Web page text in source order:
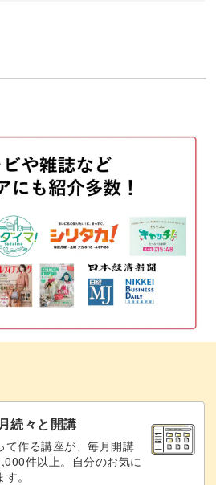
にもコツがあります。
ッティング面を際立たせる仕上げ
万華鏡をのぞきこんだような印象
する
布する
する 14:29
加工する
24:37
続々と開講
て作る講座が、毎月開講
件以上。自分のお気に
。